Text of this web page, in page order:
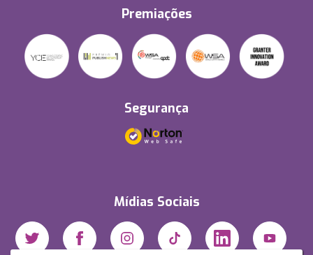
Premiações
Segurança
Mídias Sociais